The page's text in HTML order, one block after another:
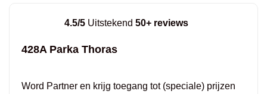
4.5/5 Uitstekend 50+ reviews
428A Parka Thoras
Word Partner en krijg toegang tot (speciale) prijzen